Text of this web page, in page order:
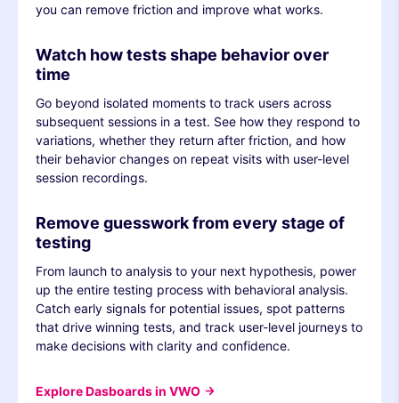
you can remove friction and improve what works.
Watch how tests shape behavior over
time
Go beyond isolated moments to track users across
subsequent sessions in a test. See how they respond to
variations, whether they return after friction, and how
their behavior changes on repeat visits with user-level
session recordings.
Remove guesswork from every stage of
testing
From launch to analysis to your next hypothesis, power
up the entire testing process with behavioral analysis.
Catch early signals for potential issues, spot patterns
that drive winning tests, and track user-level journeys to
make decisions with clarity and confidence.
Explore Dasboards in VWO